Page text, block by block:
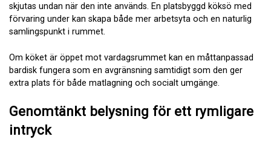
skjutas undan när den inte används. En platsbyggd köksö med
förvaring under kan skapa både mer arbetsyta och en naturlig
samlingspunkt i rummet.
Om köket är öppet mot vardagsrummet kan en måttanpassad
bardisk fungera som en avgränsning samtidigt som den ger
extra plats för både matlagning och socialt umgänge.
Genomtänkt belysning för ett rymligare
intryck